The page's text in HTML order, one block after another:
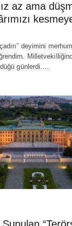
az ama
deyimini
günlerdi.…